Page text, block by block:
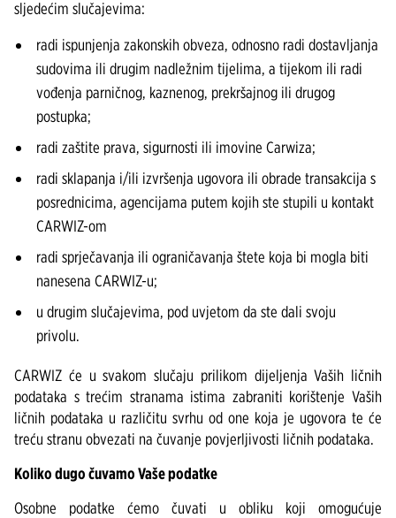
sljedećim slučajevima:
radi ispunjenja zakonskih obveza, odnosno radi dostavljanja
sudovima ili drugim nadležnim tijelima, a tijekom ili radi
vođenja parničnog, kaznenog, prekršajnog ili drugog
postupka;
radi zaštite prava, sigurnosti ili imovine Carwiza;
radi sklapanja i/ili izvršenja ugovora ili obrade transakcija s
posrednicima, agencijama putem kojih ste stupili u kontakt
CARWIZ-om
radi sprječavanja ili ograničavanja štete koja bi mogla biti
nanesena CARWIZ-u;
u drugim slučajevima, pod uvjetom da ste dali svoju
privolu.
CARWIZ će u svakom slučaju prilikom dijeljenja Vaših ličnih
podataka s trećim stranama istima zabraniti korištenje Vaših
ličnih podataka u različitu svrhu od one koja je ugovora te će
treću stranu obvezati na čuvanje povjerljivosti ličnih podataka.
Koliko dugo čuvamo Vaše podatke
Osobne podatke ćemo čuvati u obliku koji omogućuje